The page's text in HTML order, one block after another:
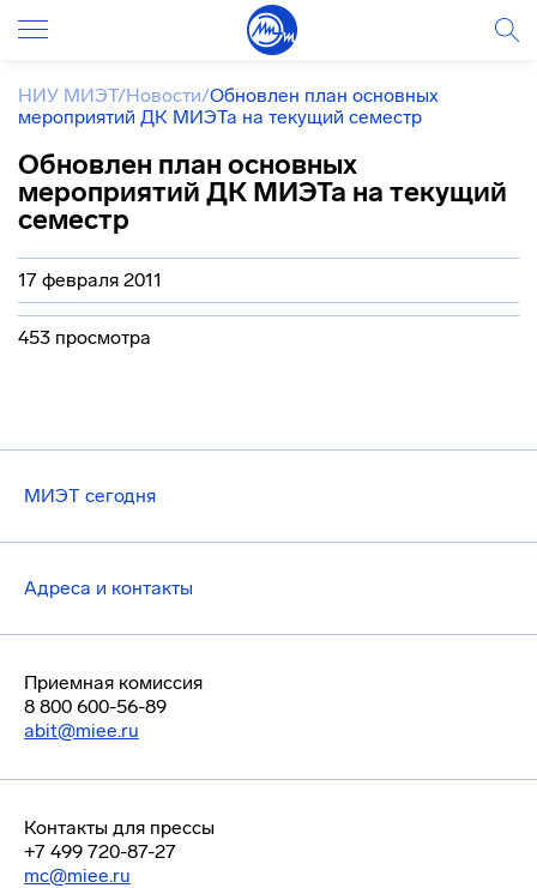
НИУ МИЭТ/Новости/Обновлен план основных
мероприятий ДК МИЭТа на текущий семестр
Обновлен план основных
мероприятий ДК МИЭТа на текущий
семестр
17 февраля 2011
453 просмотра
МИЭТ сегодня
Адреса и контакты
Приемная комиссия
8 800 600-56-89
abit@miee.ru
Контакты для прессы
+7 499 720-87-27
mc@miee.ru